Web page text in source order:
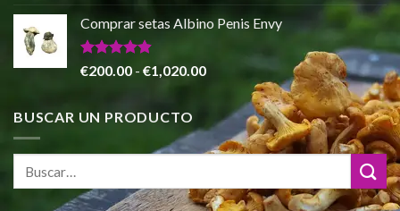
hasta
€745.00
de 5
precios:
€165.00
€830.00
Comprar setas Albino Penis Envy
Valorado
€200.00 - €1,020.00Rango
precios:
desde
€200.00
BUSCAR UN PRODUCTO